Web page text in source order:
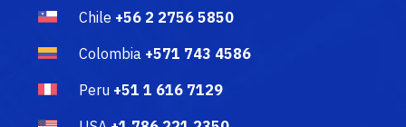
Chile +56 2 2756 5850
Colombia +571 743 4586
Peru +51 1 616 7129